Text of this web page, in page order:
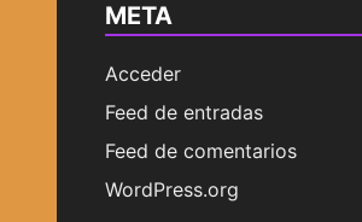
META
Acceder
Feed de entradas
Feed de comentarios
WordPress.org